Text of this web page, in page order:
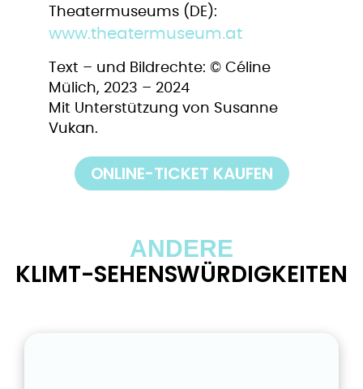
Theatermuseums (DE):
www.theatermuseum.at
Text – und Bildrechte: © Céline
Mülich, 2023 – 2024
Mit Unterstützung von Susanne
Vukan.
ONLINE-TICKET KAUFEN
ANDERE
KLIMT-SEHENSWÜRDIGKEITEN